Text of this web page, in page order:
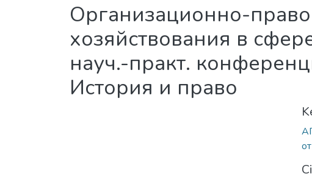
Организационно-
хозяйствования в
науч.-практ.
История и право